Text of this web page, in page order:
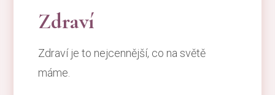
Zdraví
Zdraví je to nejcennější, co na světě
máme.